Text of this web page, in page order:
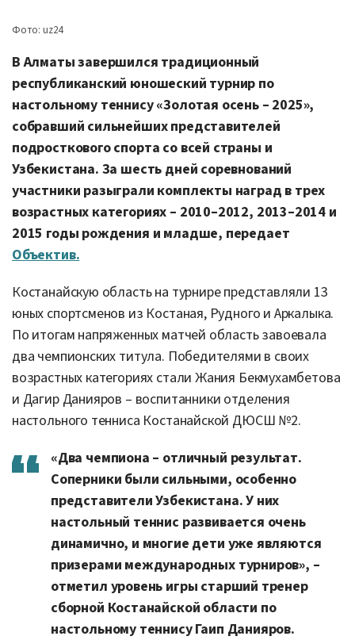
Фото: uz24
В Алматы завершился традиционный
республиканский юношеский турнир по
настольному теннису «Золотая осень – 2025»,
собравший сильнейших представителей
подросткового спорта со всей страны и
Узбекистана. За шесть дней соревнований
участники разыграли комплекты наград в трех
возрастных категориях – 2010–2012, 2013–2014 и
2015 годы рождения и младше, передает
Объектив.
Костанайскую область на турнире представляли 13
юных спортсменов из Костаная, Рудного и Аркалыка.
По итогам напряженных матчей область завоевала
два чемпионских титула. Победителями в своих
возрастных категориях стали Жания Бекмухамбетова
и Дагир Данияров – воспитанники отделения
настольного тенниса Костанайской ДЮСШ №2.
«Два чемпиона – отличный результат.
Соперники были сильными, особенно
представители Узбекистана. У них
настольный теннис развивается очень
динамично, и многие дети уже являются
призерами международных турниров», –
отметил уровень игры старший тренер
сборной Костанайской области по
настольному теннису Гаип Данияров.